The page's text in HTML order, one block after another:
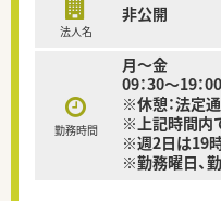
法人名
非公開
勤務時間
月～金
09：30～19：00
※休憩：法定
※上記時間内
※週2日は19
※勤務曜日、